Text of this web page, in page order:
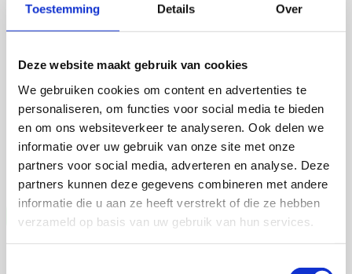
Toestemming Details Over
Deze website maakt gebruik van cookies
We gebruiken cookies om content en advertenties te
personaliseren, om functies voor social media te bieden
en om ons websiteverkeer te analyseren. Ook delen we
informatie over uw gebruik van onze site met onze
partners voor social media, adverteren en analyse. Deze
partners kunnen deze gegevens combineren met andere
informatie die u aan ze heeft verstrekt of die ze hebben
verzameld op basis van uw gebruik van hun services.
2 september 2026
Wageningen University
Open Ebook